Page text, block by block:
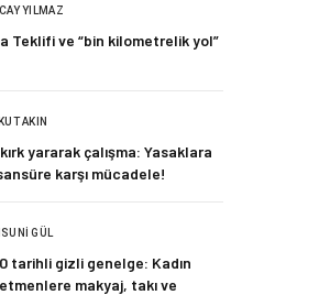
YILMAZ
Teklifi ve “bin kilometrelik yol”
AKIN
kırk yararak çalışma: Yasaklara
karşı mücadele!
GÜL
tarihli gizli genelge: Kadın
makyaj, takı ve